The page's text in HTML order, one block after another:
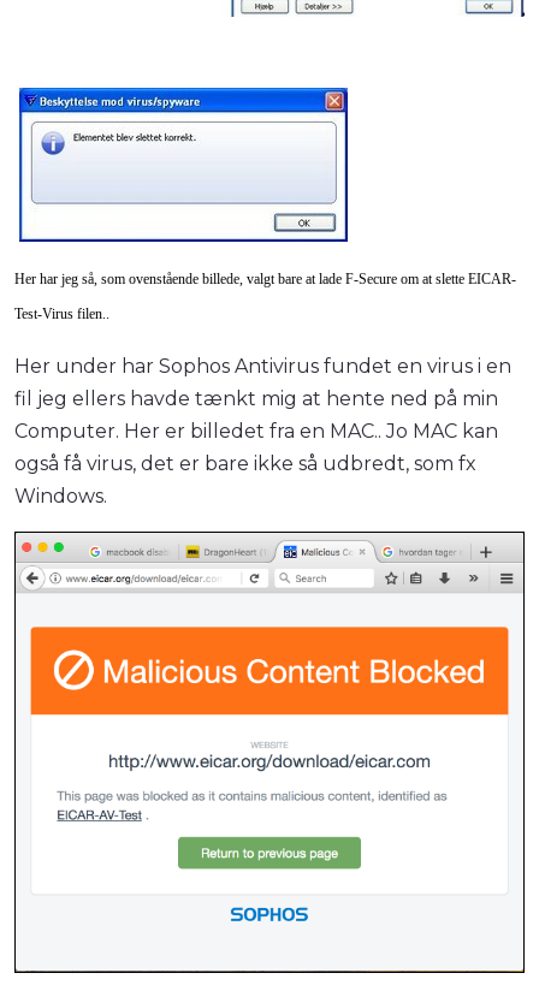
Her har jeg så, som ovenstående billede, valgt bare at lade F-Secure om at slette EICAR-
Test-Virus filen..
Her under har Sophos Antivirus fundet en virus i en
fil jeg ellers havde tænkt mig at hente ned på min
Computer. Her er billedet fra en MAC.. Jo MAC kan
også få virus, det er bare ikke så udbredt, som fx
Windows.